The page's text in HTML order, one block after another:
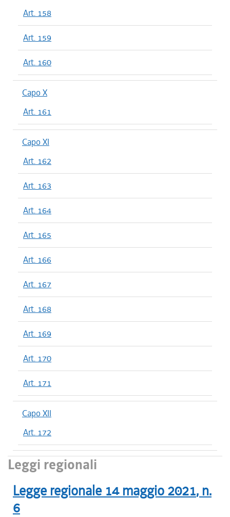
Art. 158
Art. 159
Art. 160
Capo X
Art. 161
Capo XI
Art. 162
Art. 163
Art. 164
Art. 165
Art. 166
Art. 167
Art. 168
Art. 169
Art. 170
Art. 171
Capo XII
Art. 172
Leggi regionali
Legge regionale 14 maggio 2021, n.
6